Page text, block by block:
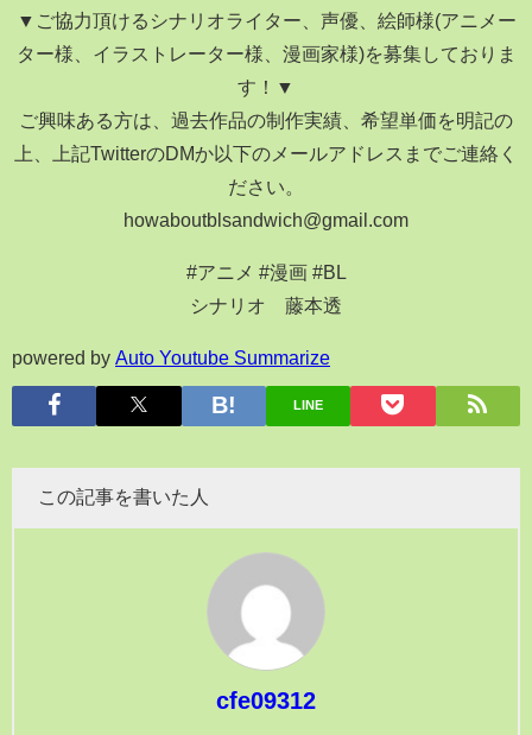
▼ご協力頂けるシナリオライター、声優、絵師様(アニメー
ター様、イラストレーター様、漫画家様)を募集しておりま
す！▼
ご興味ある方は、過去作品の制作実績、希望単価を明記の
上、上記TwitterのDMか以下のメールアドレスまでご連絡く
ださい。
howaboutblsandwich@gmail.com
#アニメ #漫画 #BL
シナリオ 藤本透
powered by Auto Youtube Summarize
LINE
この記事を書いた人
cfe09312